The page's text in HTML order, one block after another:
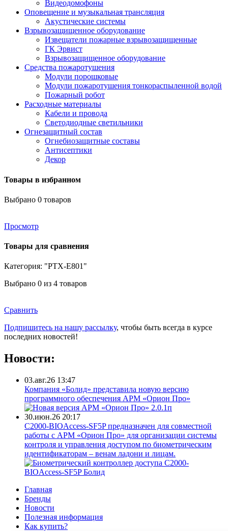
Видеодомофоны
Оповещение и музыкальная трансляция
Акустические системы
Взрывозащищенное оборудование
Извещатели пожарные взрывозащищенные
ГК Эрвист
Взрывозащищенное оборудование
Средства пожаротушения
Модули порошковые
Модули пожаротушения тонкораспыленной водой
Пожарный робот
Расходные материалы
Кабели и провода
Светодиодные светильники
Огнезащитный состав
Огнебиозащитные составы
Антисептики
Декор
Товары в избранном
Выбрано 0 товаров
Просмотр
Товары для сравнения
Категория: "PTX-E801"
Выбрано 0 из 4 товаров
Сравнить
Подпишитесь на нашу рассылку, чтобы быть всегда в курсе
последних новостей!
Новости:
03.авг.26 13:47
Компания «Болид» представила новую версию
программного обеспечения АРМ «Орион Про»
30.июн.26 20:17
С2000-BIOAccess-SF5P предназначен для совместной
работы с АРМ «Орион Про» для организации системы
контроля и управления доступом по биометрическим
идентификаторам – венам ладони и лицам.
Главная
Бренды
Новости
Полезная информация
Как купить?